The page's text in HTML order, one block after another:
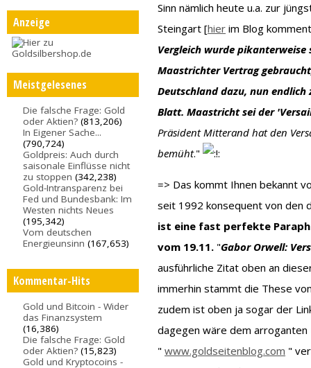
Anzeige
Meistgelesenes
Die falsche Frage: Gold
oder Aktien? (813,206)
In Eigener Sache...
(790,724)
Goldpreis: Auch durch
saisonale Einflüsse nicht
zu stoppen (342,238)
Gold-Intransparenz bei
Fed und Bundesbank: Im
Westen nichts Neues
(195,342)
Vom deutschen
Energieunsinn (167,653)
Kommentar-Hits
Gold und Bitcoin - Wider
das Finanzsystem
(16,386)
Die falsche Frage: Gold
oder Aktien? (15,823)
Gold und Kryptocoins -
Sinn nämlich heute u.a. zur
Steingart [hier im Blog
Vergleich wurde
Maastrichter Vertrag
Deutschland dazu, nun
Blatt. Maastricht sei der
Präsident Mitterand hat den
bemüht."
=> Das kommt Ihnen bekannt
seit 1992 konsequent von den
ist eine fast perfekte
vom 19.11. "Gabor Orwell:
ausführliche Zitat oben an
immerhin stammt die These
zudem ist oben ja sogar der
dagegen wäre dem
"www.goldseitenblog.com "